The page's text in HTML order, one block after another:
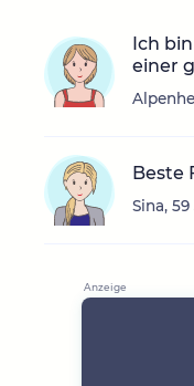
Ich
einer
Beste
Sina,